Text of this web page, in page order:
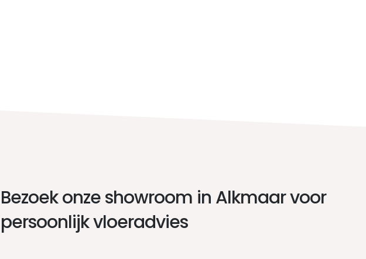
Bezoek onze showroom in Alkmaar voor
persoonlijk vloeradvies